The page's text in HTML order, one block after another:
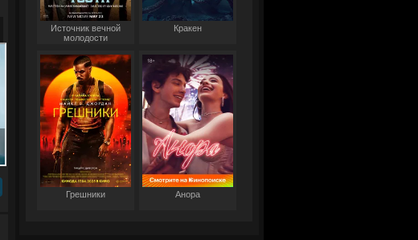
Источник вечной
молодости
Кракен
Грешники Анора